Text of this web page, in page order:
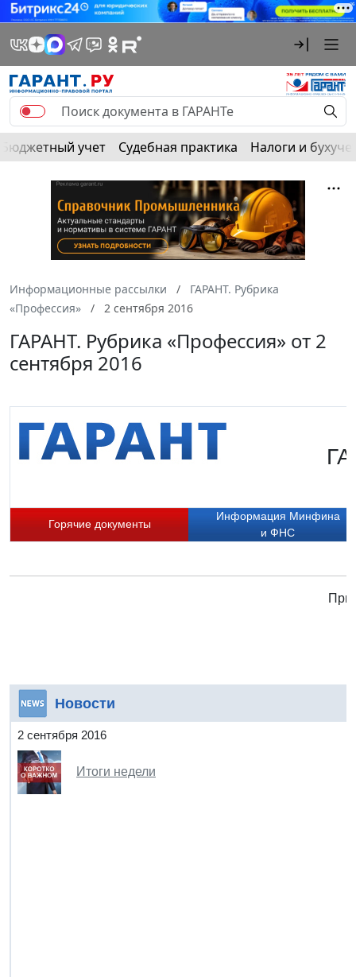
Бюджетный учет Судебная практика Налоги и
Информационные рассылки
ГАРАНТ. Рубрика
«Профессия»
2 сентября 2016
ГАРАНТ. Рубрика «Профессия» от 2
сентября 2016
Горячие документы
Информация Минфина
и ФНС
Новости
2 сентября 2016
Итоги недели